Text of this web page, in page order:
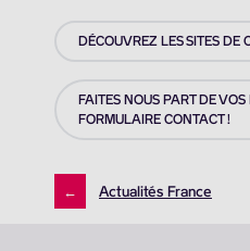
DÉCOUVREZ LES SITES DE
FAITES NOUS PART DE
FORMULAIRE CONTACT !
← Actualités France